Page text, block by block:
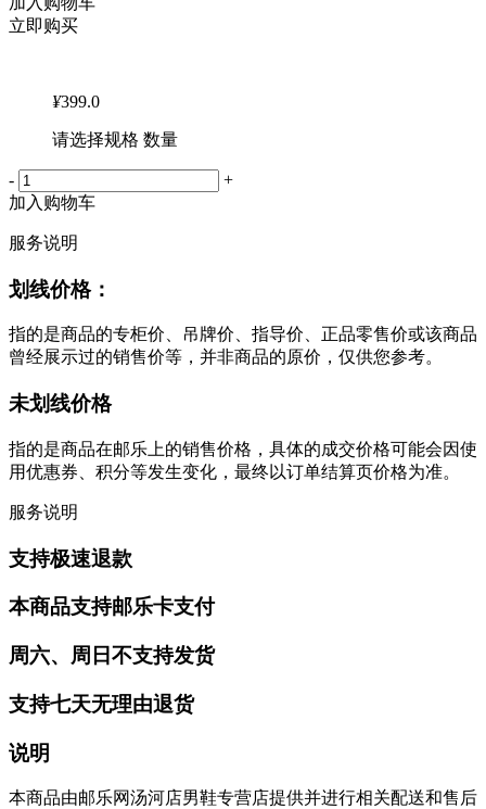
立即购买
¥399.0
请选择规格 数量
-
+
加入购物车
服务说明
划线价格：
指的是商品的专柜价、吊牌价、指导价、正品零售价或该商品
曾经展示过的销售价等，并非商品的原价，仅供您参考。
未划线价格
指的是商品在邮乐上的销售价格，具体的成交价格可能会因使
用优惠券、积分等发生变化，最终以订单结算页价格为准。
服务说明
支持极速退款
本商品支持邮乐卡支付
周六、周日不支持发货
支持七天无理由退货
说明
本商品由邮乐网汤河店男鞋专营店提供并进行相关配送和售后